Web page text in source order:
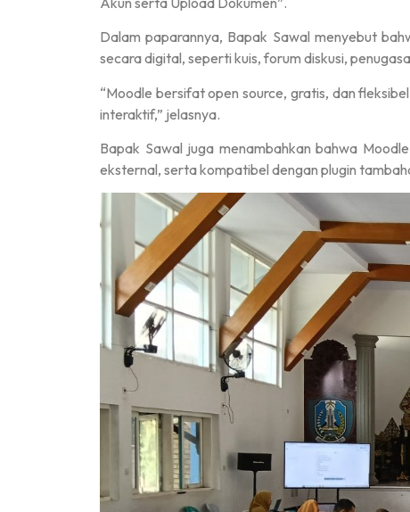
Dalam paparannya, Bapak Sawal menyebut
secara digital, seperti kuis, forum diskusi,
“Moodle bersifat open source, gratis, dan
interaktif,” jelasnya.
Bapak Sawal juga menambahkan bahwa
eksternal, serta kompatibel dengan plugin